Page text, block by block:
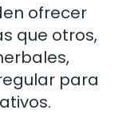
ofrecer
que otros,
para